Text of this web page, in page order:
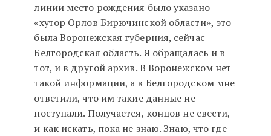
линии место рождения было указано –
«хутор Орлов Бирючинской области», это
была Воронежская губерния, сейчас
Белгородская область. Я обращалась и в
тот, и в другой архив. В Воронежском нет
такой информации, а в Белгородском мне
ответили, что им такие данные не
поступали. Получается, концов не свести,
и как искать, пока не знаю. Знаю, что где-